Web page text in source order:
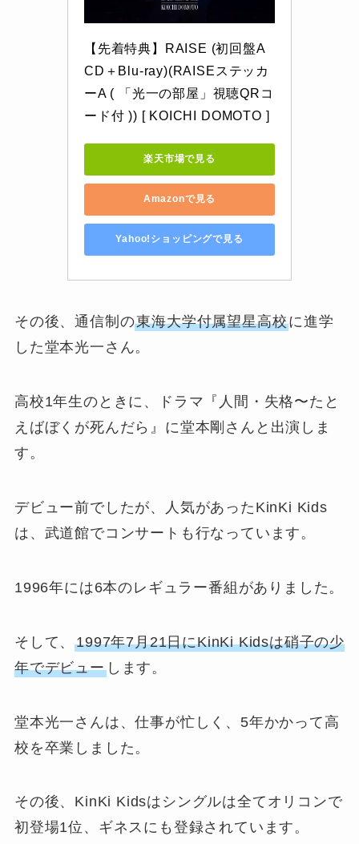
【先着特典】RAISE (初回盤A
CD＋Blu-ray)(RAISEステッカ
ーA ( 「光一の部屋」視聴QRコ
ード付 )) [ KOICHI DOMOTO ]
楽天市場で見る
Amazonで見る
Yahoo!ショッピングで見る
その後、通信制の東海大学付属望星高校に進学
した堂本光一さん。
高校1年生のときに、ドラマ『人間・失格〜たと
えばぼくが死んだら』に堂本剛さんと出演しま
す。
デビュー前でしたが、人気があったKinKi Kids
は、武道館でコンサートも行なっています。
1996年には6本のレギュラー番組がありました。
そして、1997年7月21日にKinKi Kidsは硝子の少
年でデビューします。
堂本光一さんは、仕事が忙しく、5年かかって高
校を卒業しました。
その後、KinKi Kidsはシングルは全てオリコンで
初登場1位、ギネスにも登録されています。